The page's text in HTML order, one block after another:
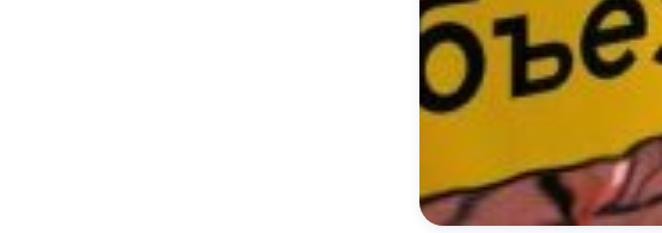
Информация о результатах
проверок
Муниципальный контроль